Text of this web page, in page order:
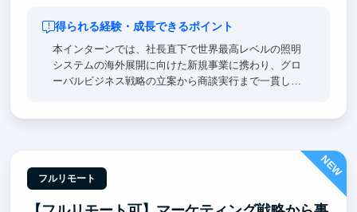
得られる経験・成長できるポイント
本インターンでは、社長直下で世界最高レベルの照明
システムの海外展開に向けた新規事業に携わり、グロ
ーバルビジネス戦略の立案から商談実行まで一貫して
とも大きな魅力です。将来、商社・コンサルティング
ファーム・海外事業・新規事業開発などを志望する方
にとって、実践力と成長機会を得られるインターンで
NEW
フルリモート